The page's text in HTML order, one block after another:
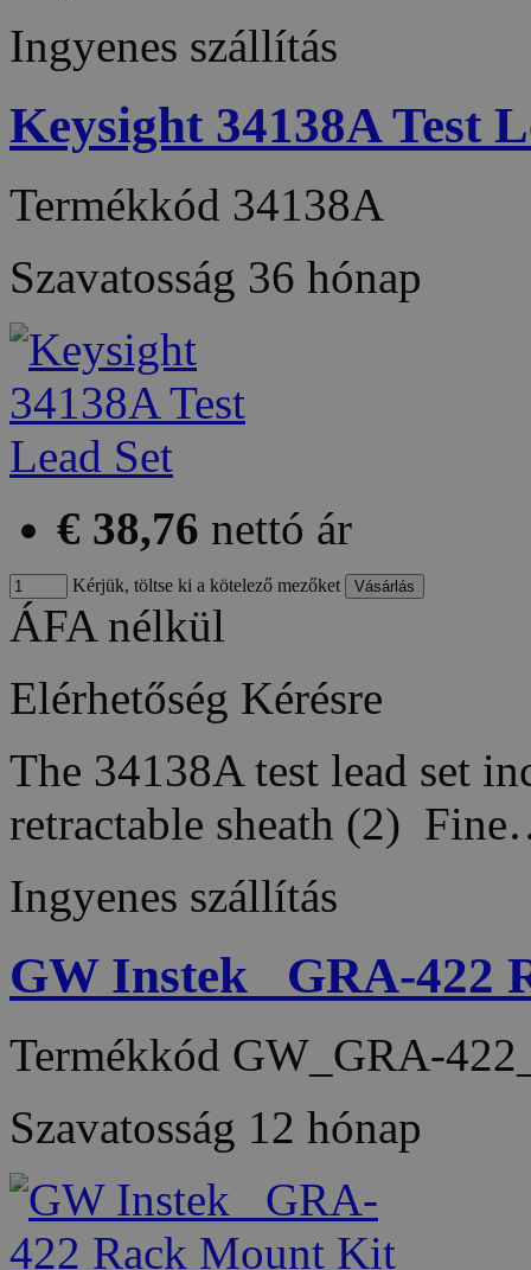
Ingyenes szállítás
Keysight 34138A Test
Termékkód 34138A
Szavatosság 36 hónap
€ 38,76 nettó ár
Kérjük, töltse ki a kötelező mezőket
ÁFA nélkül
Elérhetőség Kérésre
The 34138A test lead set
retractable sheath (2)
Ingyenes szállítás
GW Instek_ GRA-422
Termékkód GW_GRA-
Szavatosság 12 hónap